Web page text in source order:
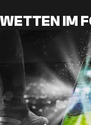
WETTEN IM